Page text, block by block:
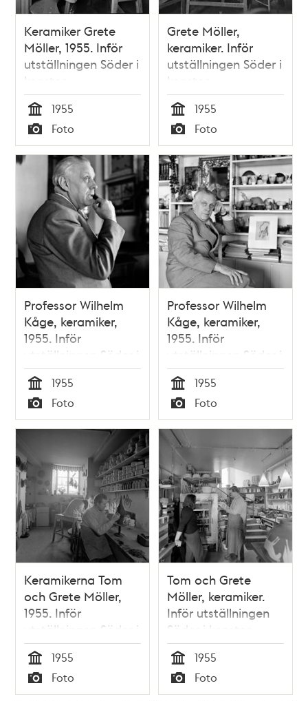
Keramiker Grete
Möller, 1955. Inför
utställningen Söder i
konsten
Tid
1955
Typ
Foto
Grete Möller,
keramiker. Inför
utställningen Söder i
konsten
Tid
1955
Typ
Foto
Professor Wilhelm
Kåge, keramiker,
1955. Inför
utställningen Söder i
konsten
Tid
1955
Typ
Foto
Professor Wilhelm
Kåge, keramiker,
1955. Inför
utställningen Söder i
konsten
Tid
1955
Typ
Foto
Keramikerna Tom
och Grete Möller,
1955. Inför
utställningen Söder i
konsten
Tid
1955
Typ
Foto
Tom och Grete
Möller, keramiker.
Inför utställningen
Söder i konsten
Tid
1955
Typ
Foto